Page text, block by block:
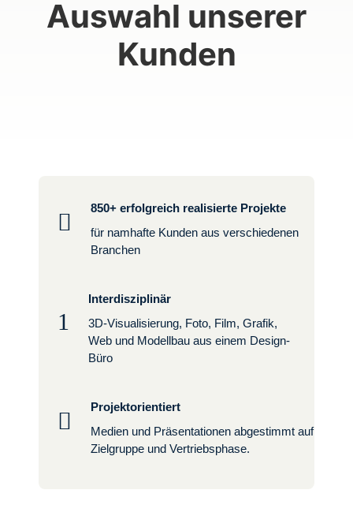
Auswahl unserer
Kunden

850+ erfolgreich realisierte Projekte
für namhafte Kunden aus verschiedenen
Branchen
1
Interdisziplinär
3D-Visualisierung, Foto, Film, Grafik,
Web und Modellbau aus einem Design-
Büro

Projektorientiert
Medien und Präsentationen abgestimmt auf
Zielgruppe und Vertriebsphase.